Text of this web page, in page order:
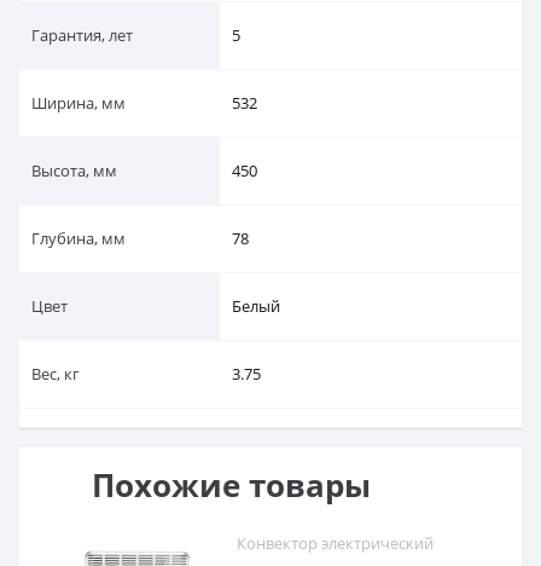
Гарантия, лет 5
Ширина, мм 532
Высота, мм 450
Глубина, мм 78
Цвет Белый
Вес, кг 3.75
Похожие товары
Конвектор электрический